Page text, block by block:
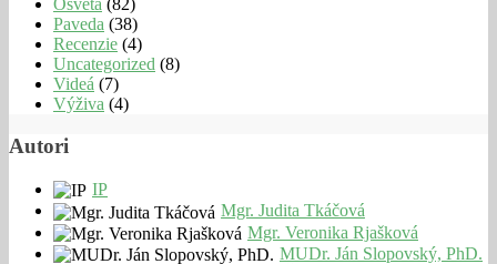
Paveda (38)
Recenzie (4)
Uncategorized (8)
Videá (7)
Výživa (4)
Autori
IP
Mgr. Judita Tkáčová
Mgr. Veronika Rjašková
MUDr. Ján Slopovský, PhD.